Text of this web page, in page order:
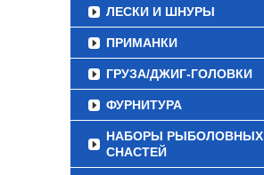
ЛЕСКИ И ШНУРЫ
ПРИМАНКИ
ГРУЗА/ДЖИГ-ГОЛОВКИ
ФУРНИТУРА
НАБОРЫ РЫБОЛОВНЫХ
СНАСТЕЙ